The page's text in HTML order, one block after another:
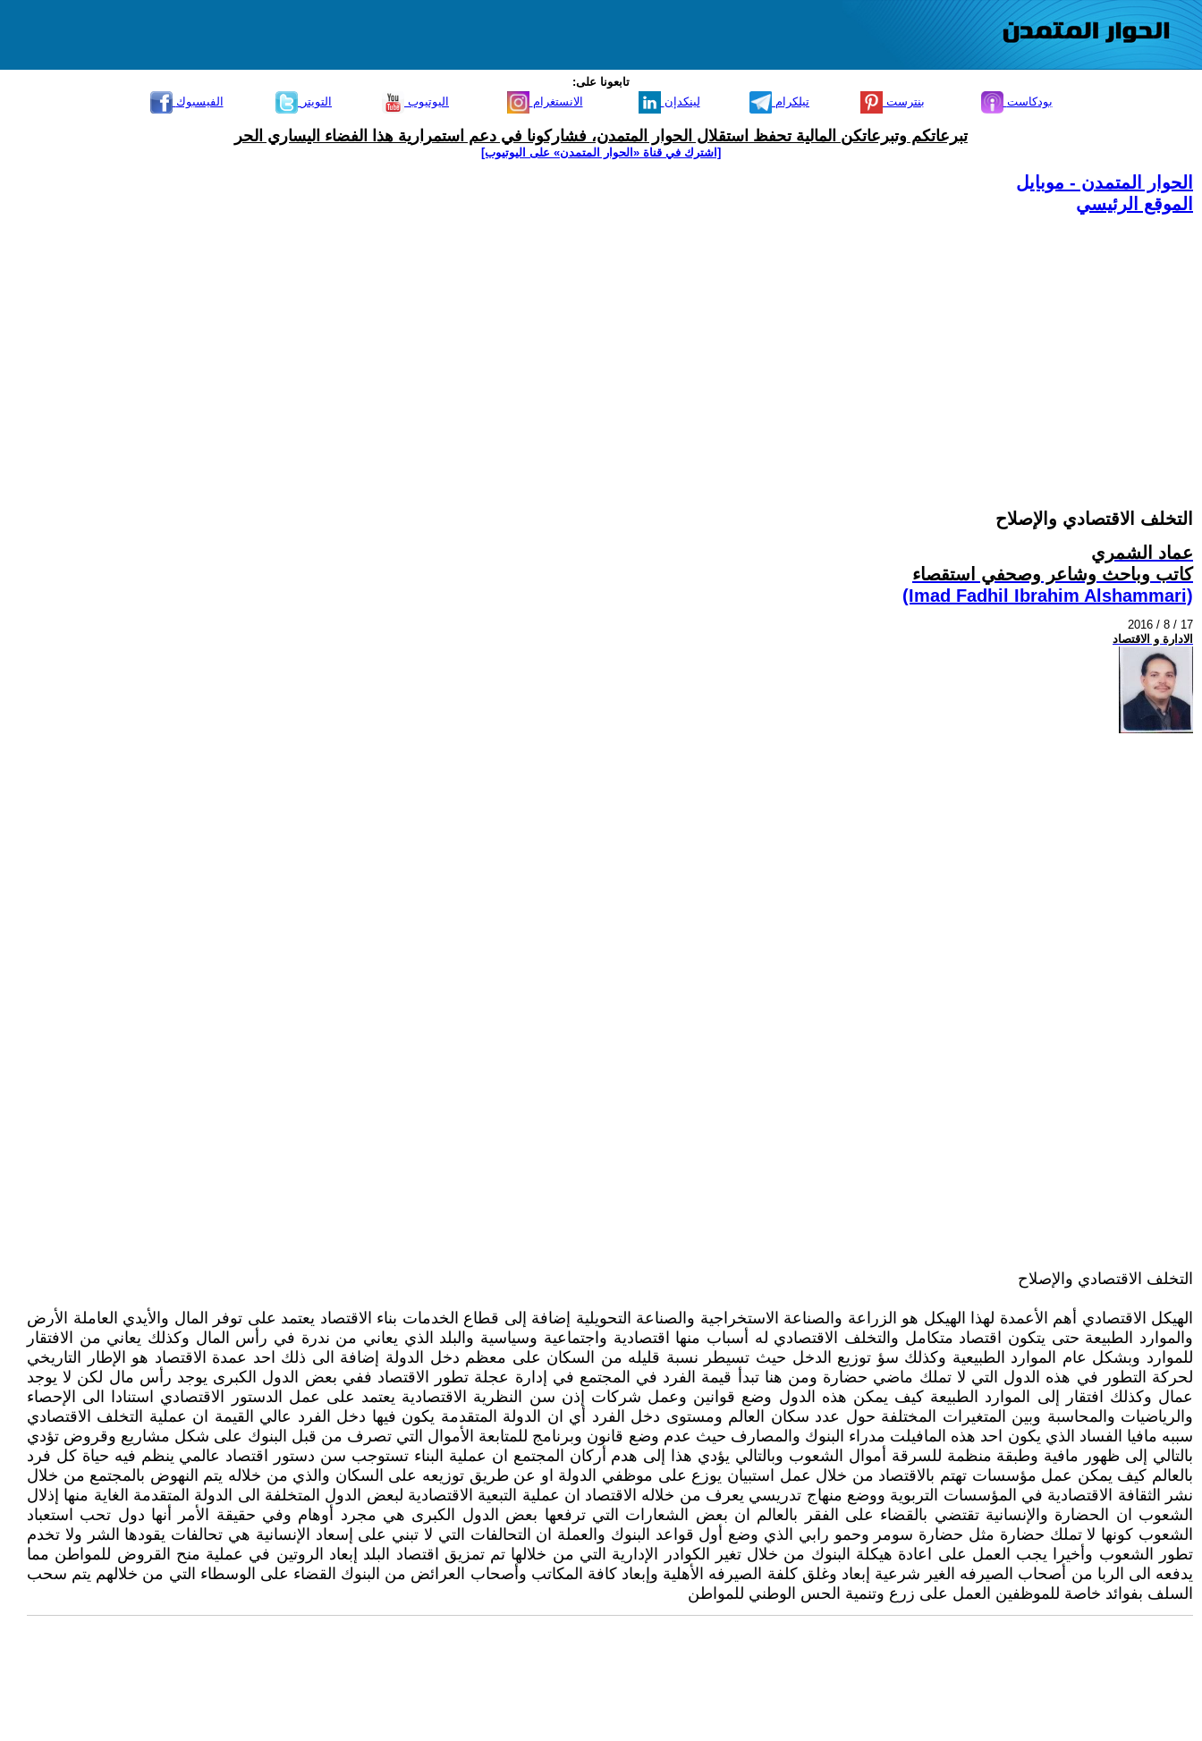
تابعونا على:
الفيسبوك
التويتر اليوتيوب الانستغرام لينكدإن تيلكرام بنترست بودكاست
تبرعاتكم وتبرعاتكن المالية تحفظ استقلال الحوار المتمدن، فشاركونا في دعم استمرارية هذا الفضاء اليساري الحر
[اشترك في قناة ‫«الحوار المتمدن» على اليوتيوب]
الحوار المتمدن - موبايل
الموقع الرئيسي
التخلف الاقتصادي والإصلاح
عماد الشمري
كاتب وباحث وشاعر وصحفي استقصاء
(Imad Fadhil Ibrahim Alshammari)
2016 / 8 / 17
الادارة و الاقتصاد
التخلف الاقتصادي والإصلاح
الهيكل الاقتصادي أهم الأعمدة لهذا الهيكل هو الزراعة والصناعة الاستخراجية والصناعة التحويلية إضافة إلى قطاع الخدمات بناء الاقتصاد يعتمد على توفر المال والأيدي العاملة الأرض
والموارد الطبيعة حتى يتكون اقتصاد متكامل والتخلف الاقتصادي له أسباب منها اقتصادية واجتماعية وسياسية والبلد الذي يعاني من ندرة في رأس المال وكذلك يعاني من الافتقار
للموارد وبشكل عام الموارد الطبيعية وكذلك سؤ توزيع الدخل حيث تسيطر نسبة قليله من السكان على معظم دخل الدولة إضافة الى ذلك احد عمدة الاقتصاد هو الإطار التاريخي
لحركة التطور في هذه الدول التي لا تملك ماضي حضارة ومن هنا تبدأ قيمة الفرد في المجتمع في إدارة عجلة تطور الاقتصاد ففي بعض الدول الكبرى يوجد رأس مال لكن لا يوجد
عمال وكذلك افتقار إلى الموارد الطبيعة كيف يمكن هذه الدول وضع قوانين وعمل شركات إذن سن النظرية الاقتصادية يعتمد على عمل الدستور الاقتصادي استنادا الى الإحصاء
والرياضيات والمحاسبة وبين المتغيرات المختلفة حول عدد سكان العالم ومستوى دخل الفرد أي ان الدولة المتقدمة يكون فيها دخل الفرد عالي القيمة ان عملية التخلف الاقتصادي
سببه مافيا الفساد الذي يكون احد هذه المافيلت مدراء البنوك والمصارف حيث عدم وضع قانون وبرنامج للمتابعة الأموال التي تصرف من قبل البنوك على شكل مشاريع وقروض تؤدي
بالتالي إلى ظهور مافية وطبقة منظمة للسرقة أموال الشعوب وبالتالي يؤدي هذا إلى هدم أركان المجتمع ان عملية البناء تستوجب سن دستور اقتصاد عالمي ينظم فيه حياة كل فرد
بالعالم كيف يمكن عمل مؤسسات تهتم بالاقتصاد من خلال عمل استبيان يوزع على موظفي الدولة او عن طريق توزيعه على السكان والذي من خلاله يتم النهوض بالمجتمع من خلال
نشر الثقافة الاقتصادية في المؤسسات التربوية ووضع منهاج تدريسي يعرف من خلاله الاقتصاد ان عملية التبعية الاقتصادية لبعض الدول المتخلفة الى الدولة المتقدمة الغاية منها إذلال
الشعوب ان الحضارة والإنسانية تقتضي بالقضاء على الفقر بالعالم ان بعض الشعارات التي ترفعها بعض الدول الكبرى هي مجرد أوهام وفي حقيقة الأمر أنها دول تحب استعباد
الشعوب كونها لا تملك حضارة مثل حضارة سومر وحمو رابي الذي وضع أول قواعد البنوك والعملة ان التحالفات التي لا تبني على إسعاد الإنسانية هي تحالفات يقودها الشر ولا تخدم
تطور الشعوب وأخيرا يجب العمل على اعادة هيكلة البنوك من خلال تغير الكوادر الإدارية التي من خلالها تم تمزيق اقتصاد البلد إبعاد الروتين في عملية منح القروض للمواطن مما
يدفعه الى الربا من أصحاب الصيرفه الغير شرعية إبعاد وغلق كلفة الصيرفه الأهلية وإبعاد كافة المكاتب وأصحاب العرائض من البنوك القضاء على الوسطاء التي من خلالهم يتم سحب
السلف بفوائد خاصة للموظفين العمل على زرع وتنمية الحس الوطني للمواطن